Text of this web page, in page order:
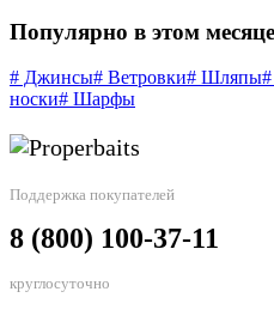
Популярно в этом месяце
# Джинсы# Ветровки# Шляпы
носки# Шарфы
Поддержка покупателей
8 (800) 100-37-11
круглосуточно